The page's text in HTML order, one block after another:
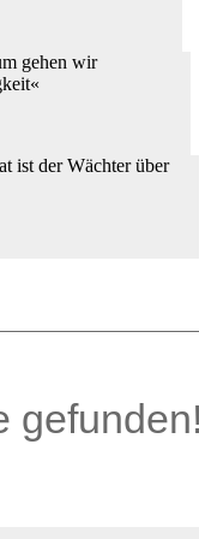
gehen wir
ist der Wächter über
gefunden!